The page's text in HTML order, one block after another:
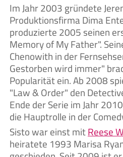
Im Jahr 2003 gründete
Produktionsfirma Dima
produzierte 2005 seinen
Memory of My Father".
Chenowith in der
Gestorben wird immer"
Popularität ein. Ab 2008
"Law & Order" den
Ende der Serie im Jahr
die Hauptrolle in der
Sisto war einst mitReese
heiratete 1993 Marisa